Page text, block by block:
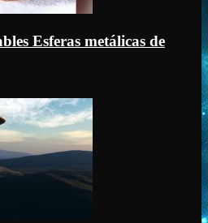
Esferas metálicas de